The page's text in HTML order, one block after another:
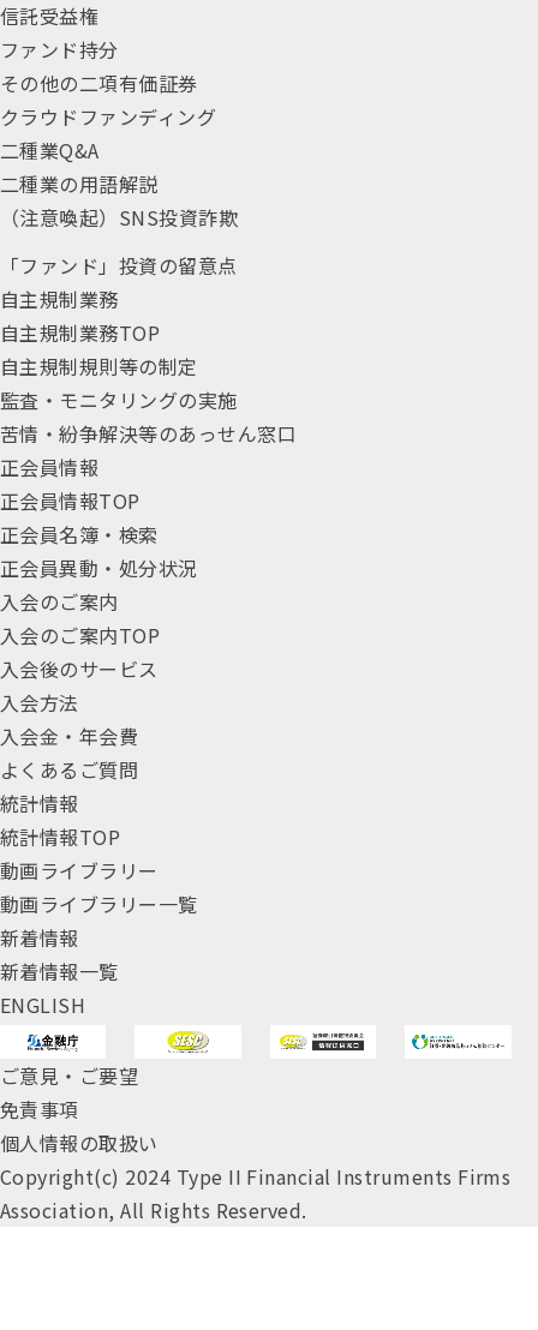
信託受益権
ファンド持分
その他の二項有価証券
クラウドファンディング
二種業Q&A
二種業の用語解説
（注意喚起）SNS投資詐欺
「ファンド」投資の留意点
自主規制業務
自主規制業務TOP
自主規制規則等の制定
監査・モニタリングの実施
苦情・紛争解決等のあっせん窓口
正会員情報
正会員情報TOP
正会員名簿・検索
正会員異動・処分状況
入会のご案内
入会のご案内TOP
入会後のサービス
入会方法
入会金・年会費
よくあるご質問
統計情報
統計情報TOP
動画ライブラリー
動画ライブラリー一覧
新着情報
新着情報一覧
ENGLISH
ご意見・ご要望
免責事項
個人情報の取扱い
Copyright(c) 2024 Type II Financial Instruments Firms
Association, All Rights Reserved.